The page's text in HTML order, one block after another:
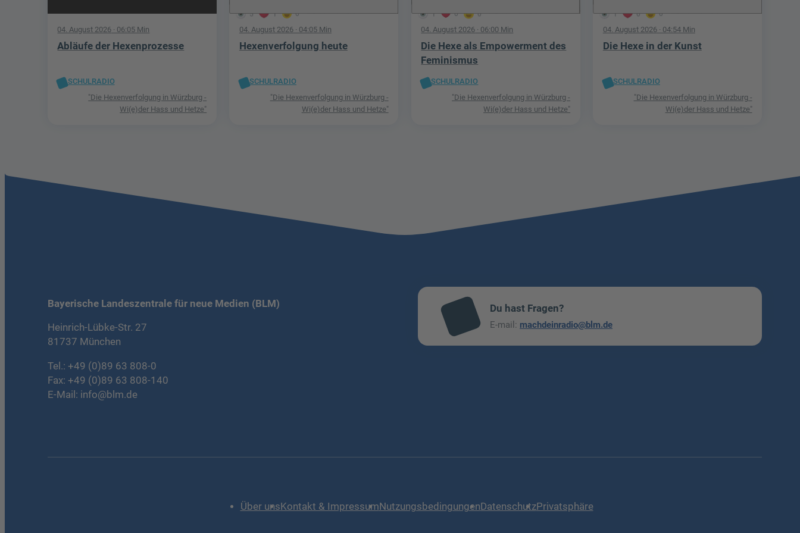
04. August 2026 · 06:05 Min
Abläufe der Hexenprozesse
SCHULRADIO
"Die Hexenverfolgung in Würzburg -
Wi(e)der Hass und Hetze"
5 1 0
04. August 2026· 04:05 Min
Hexenverfolgung heute
SCHULRADIO
"Die Hexenverfolgung in Würzburg -
Wi(e)der Hass und Hetze"
1 0 0
04. August 2026 · 06:00 Min
Die Hexe als Empowerment des
Feminismus
SCHULRADIO
"Die Hexenverfolgung in Würzburg -
Wi(e)der Hass und Hetze"
1 0 0
04. August 2026· 04:54 Min
Die Hexe in der Kunst
SCHULRADIO
"Die Hexenverfolgung in Würzburg -
Wi(e)der Hass und Hetze"
Bayerische Landeszentrale für neue Medien (BLM)
Heinrich-Lübke-Str. 27
81737 München
Tel.: +49 (0)89 63 808-0
Fax: +49 (0)89 63 808-140
E-Mail: info@blm.de
mai
l
Du hast Fragen?
E-mail: machdeinradio@blm.de
Über unsKontakt & ImpressumNutzungsbedingungenDatenschutzPrivatsphäre